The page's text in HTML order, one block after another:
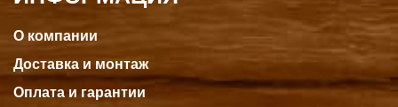
О компании
Доставка и монтаж
Оплата и гарантии